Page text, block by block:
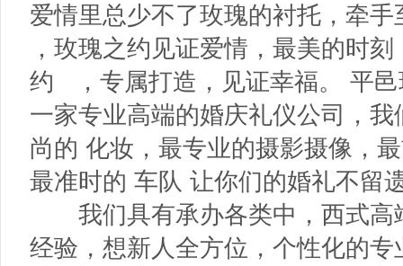
爱情里总少不了玫瑰的衬托，牵
，玫瑰之约见证爱情，最美的时
约 ，专属打造，见证幸福。 平
一家专业高端的婚庆礼仪公司，
尚的 化妆，最专业的摄影摄像，
最准时的 车队 让你们的婚礼不留
我们具有承办各类中，西式高
经验，想新人全方位，个性化的